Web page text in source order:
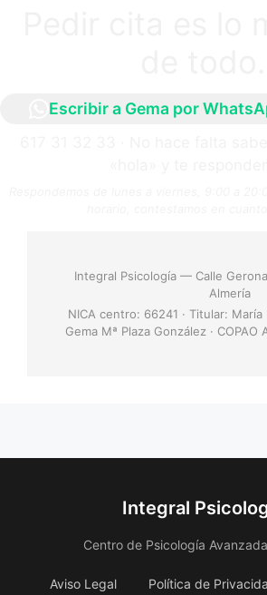
Escribir a Gema por
Integral Psicología — Calle
Almería
NICA centro: 66241 · Titular: María
Gema Mª Plaza González · COPAO
Integral
Centro de Psicología
Aviso Legal Política de